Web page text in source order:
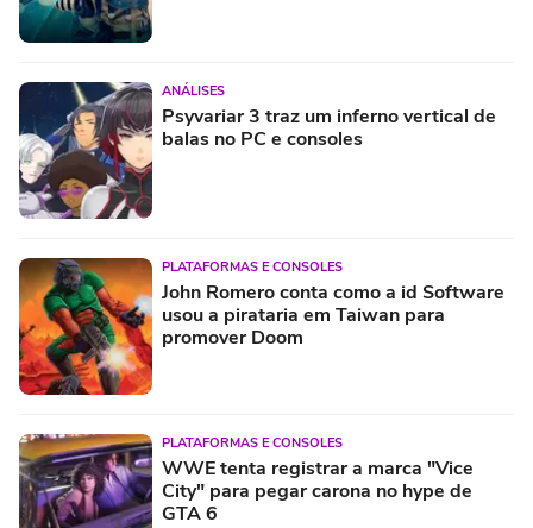
ANÁLISES
Psyvariar 3 traz um inferno vertical de
balas no PC e consoles
PLATAFORMAS E CONSOLES
John Romero conta como a id Software
usou a pirataria em Taiwan para
promover Doom
PLATAFORMAS E CONSOLES
WWE tenta registrar a marca "Vice
City" para pegar carona no hype de
GTA 6